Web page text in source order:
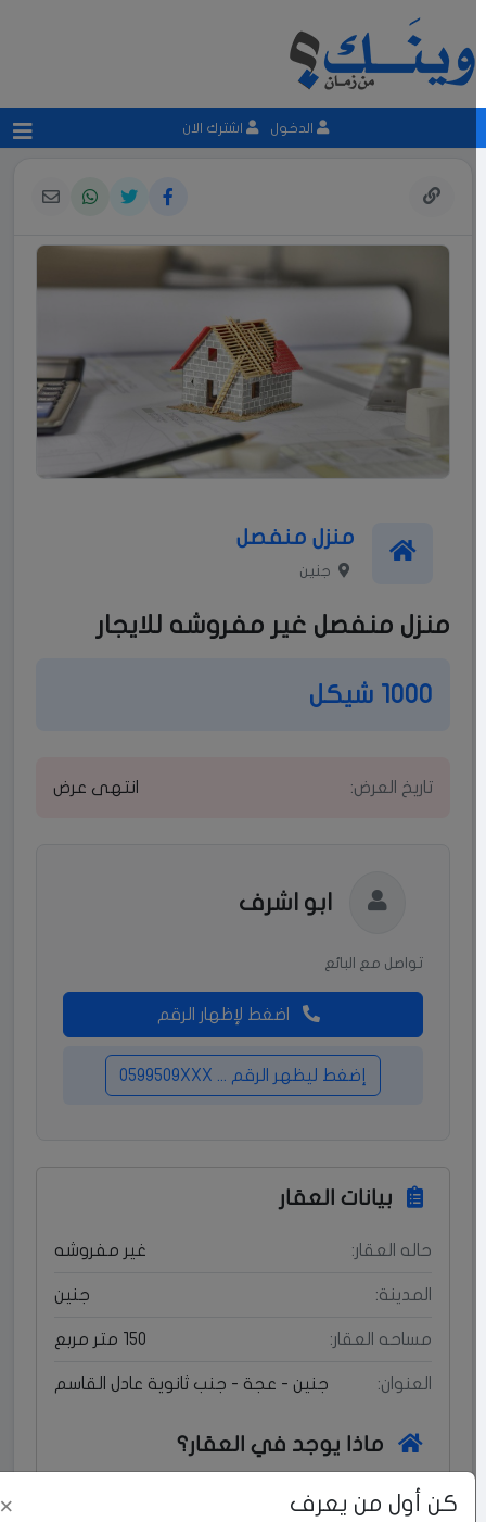
الدخول اشترك الان
منزل منفصل
جنين
منزل منفصل غير مفروشه للايجار
1000 شيكل
تاريخ العرض: انتهى عرض
ابو اشرف
تواصل مع البائع
اضغط لإظهار الرقم
إضغط ليظهر الرقم ... 0599509XXX
بيانات العقار
حاله العقار: غير مفروشه
المدينة: جنين
مساحه العقار: 150 متر مربع
العنوان: جنين - عجة - جنب ثانوية عادل القاسم
ماذا يوجد في العقار؟
عدد الغرف:
كن أول من يعرف ×